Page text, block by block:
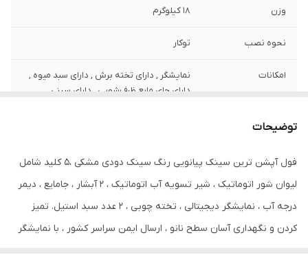
وزن 18 کیلوگرم
نحوه نصب توکار
امکانات
نمایشگر , دارای تخته برش , دارای سبد میوه ,
دارای جای مایع ظرف‌شویی , دارای سینی
جنس سینک
عمق لگن 210 میلی‌متر
توضیحات
فول آپشن ترین سینک پیانویی رنگ سینک دودی مشکی ،5 کلید شامل
لیوان شور اتوماتیک ، شیر تسویه آب اتوماتیک ، 2 آبشار ، جامایع ، دیمر
درجه آب ، نمایشگر دیجیتالی ، تخته چوبی ، 2 عدد سبد استیل. تمیز
کردن و نگهداری آسان سطح نانو ، ارسال ایمن سراسر کشور ، با نمایشگر